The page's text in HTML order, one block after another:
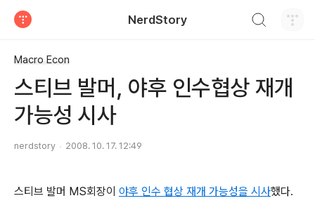
NerdStory
Macro Econ
스티브 발머, 야후 인수협상 재개
가능성 시사
nerdstory 2008. 10. 17. 12:49
스티브 발머 MS회장이 야후 인수 협상 재개 가능성을 시사했다.